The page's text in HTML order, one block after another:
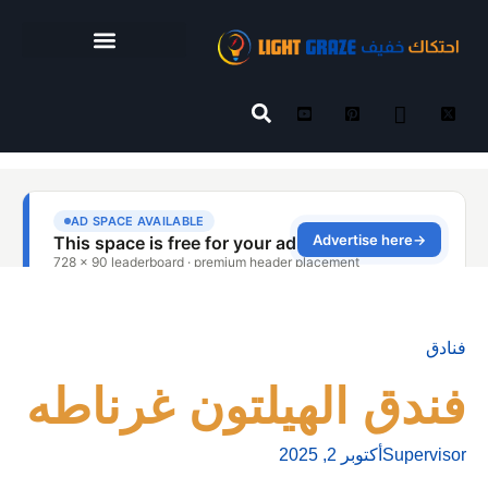
فنادق
فندق الهيلتون غرناطه
Supervisor أكتوبر 2, 2025